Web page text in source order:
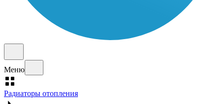
Меню
Радиаторы отопления